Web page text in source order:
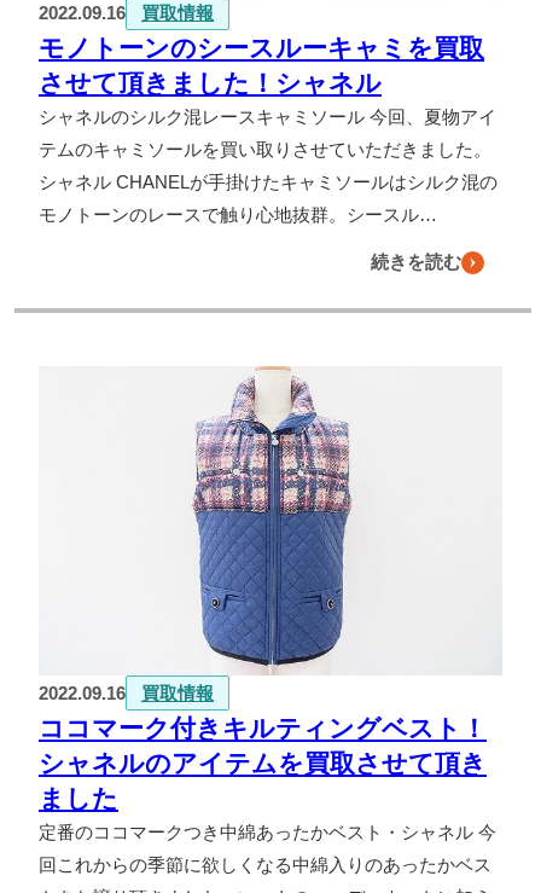
2022.09.16 買取情報
モノトーンのシースルーキャミを買取
させて頂きました！シャネル
シャネルのシルク混レースキャミソール 今回、夏物アイ
テムのキャミソールを買い取りさせていただきました。
シャネル CHANELが手掛けたキャミソールはシルク混の
モノトーンのレースで触り心地抜群。シースル…
続きを読む
2022.09.16 買取情報
ココマーク付きキルティングベスト！
シャネルのアイテムを買取させて頂き
ました
定番のココマークつき中綿あったかベスト・シャネル 今
回これからの季節に欲しくなる中綿入りのあったかベス